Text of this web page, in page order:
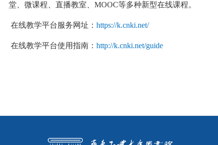
堂、微课程、直播教室、MOOC等多种新型在线课程。
在线教学平台服务网址： https://k.cnki.net/
在线教学平台使用指南： http://k.cnki.net/guide